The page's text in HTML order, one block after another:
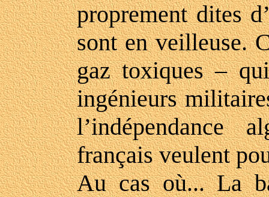
proprement dites
sont en veilleuse.
gaz toxiques –
ingénieurs
l’indépendance
français veulent
Au cas où... La